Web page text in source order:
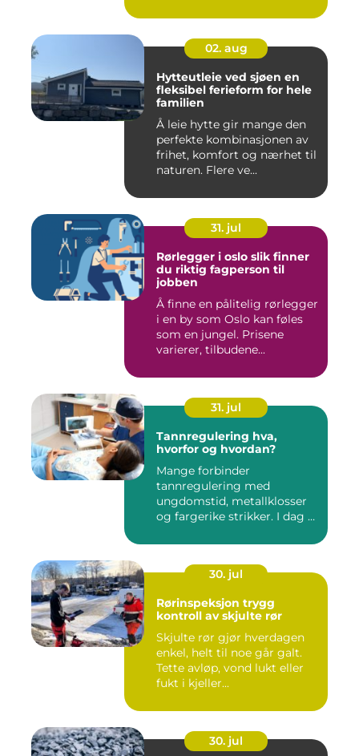
02. aug
Hytteutleie ved sjøen en
fleksibel ferieform for hele
familien
Å leie hytte gir mange den
perfekte kombinasjonen av
frihet, komfort og nærhet til
naturen. Flere ve...
31. jul
Rørlegger i oslo slik finner
du riktig fagperson til
jobben
Å finne en pålitelig rørlegger
i en by som Oslo kan føles
som en jungel. Prisene
varierer, tilbudene...
31. jul
Tannregulering hva,
hvorfor og hvordan?
Mange forbinder
tannregulering med
ungdomstid, metallklosser
og fargerike strikker. I dag er
30. jul
Rørinspeksjon trygg
kontroll av skjulte rør
Skjulte rør gjør hverdagen
enkel, helt til noe går galt.
Tette avløp, vond lukt eller
fukt i kjeller...
30. jul